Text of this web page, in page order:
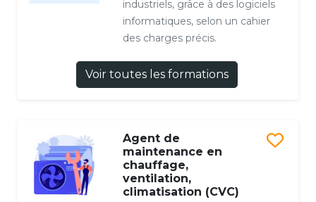
industriels, grâce à des logiciels
informatiques, selon un cahier
des charges précis.
Voir toutes les formations
Agent de
maintenance en
chauffage,
ventilation,
climatisation (CVC)